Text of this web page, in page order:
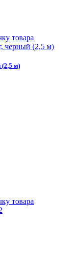
товара
(2,5 м)
товара